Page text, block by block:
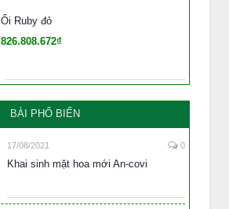
Ổi Ruby đỏ
826.808.672₫
BÀI PHỔ BIẾN
17/08/2021 0
Khai sinh mặt hoa mới An-covi